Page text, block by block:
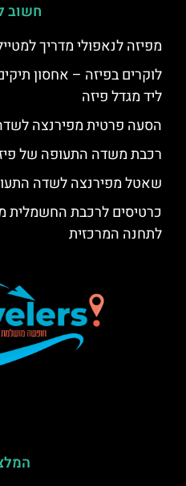
חשוב
מפיזה לנאפולי מדריך
לוקרים בפיזה – אחסון
ליד מגדל פיזה
הסעה פרטית מפירנצה
רכבת משדה התעופה של
שאטל מפירנצה לשדה
כרטיסים לרכבת החשמלית
לתחנה המרכזית